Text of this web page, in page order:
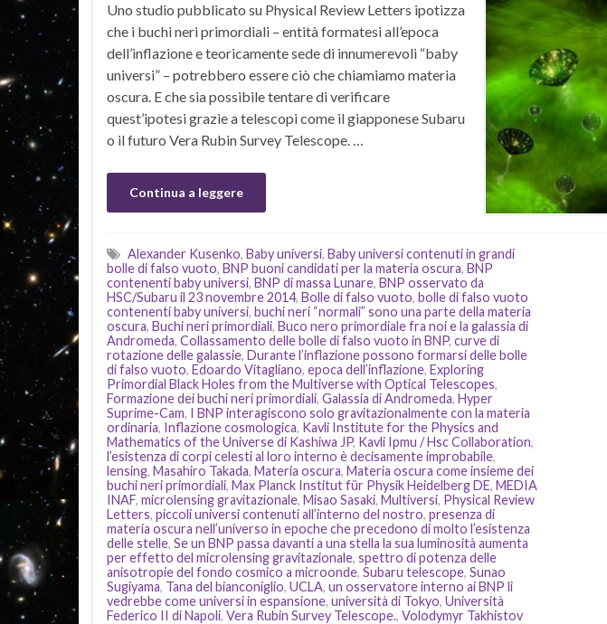
Uno studio pubblicato su Physical Review Letters ipotizza
che i buchi neri primordiali – entità formatesi all’epoca
dell’inflazione e teoricamente sede di innumerevoli “baby
universi” – potrebbero essere ciò che chiamiamo materia
oscura. E che sia possibile tentare di verificare
quest’ipotesi grazie a telescopi come il giapponese Subaru
o il futuro Vera Rubin Survey Telescope. …
Continua a leggere
Alexander Kusenko, Baby universi, Baby universi contenuti in grandi
bolle di falso vuoto, BNP buoni candidati per la materia oscura, BNP
contenenti baby universi, BNP di massa Lunare, BNP osservato da
HSC/Subaru il 23 novembre 2014, Bolle di falso vuoto, bolle di falso vuoto
contenenti baby universi, buchi neri “normali” sono una parte della materia
oscura, Buchi neri primordiali, Buco nero primordiale fra noi e la galassia di
Andromeda, Collassamento delle bolle di falso vuoto in BNP, curve di
rotazione delle galassie, Durante l’inflazione possono formarsi delle bolle
di falso vuoto, Edoardo Vitagliano, epoca dell’inflazione, Exploring
Primordial Black Holes from the Multiverse with Optical Telescopes,
Formazione dei buchi neri primordiali, Galassia di Andromeda, Hyper
Suprime-Cam, I BNP interagiscono solo gravitazionalmente con la materia
ordinaria, Inflazione cosmologica, Kavli Institute for the Physics and
Mathematics of the Universe di Kashiwa JP, Kavli Ipmu / Hsc Collaboration,
l’esistenza di corpi celesti al loro interno è decisamente improbabile,
lensing, Masahiro Takada, Materia oscura, Materia oscura come insieme dei
buchi neri primordiali, Max Planck Institut für Physik Heidelberg DE, MEDIA
INAF, microlensing gravitazionale, Misao Sasaki, Multiversi, Physical Review
Letters, piccoli universi contenuti all’interno del nostro, presenza di
materia oscura nell’universo in epoche che precedono di molto l’esistenza
delle stelle, Se un BNP passa davanti a una stella la sua luminosità aumenta
per effetto del microlensing gravitazionale, spettro di potenza delle
anisotropie del fondo cosmico a microonde, Subaru telescope, Sunao
Sugiyama, Tana del bianconiglio, UCLA, un osservatore interno ai BNP li
vedrebbe come universi in espansione, università di Tokyo, Università
Federico II di Napoli, Vera Rubin Survey Telescope., Volodymyr Takhistov